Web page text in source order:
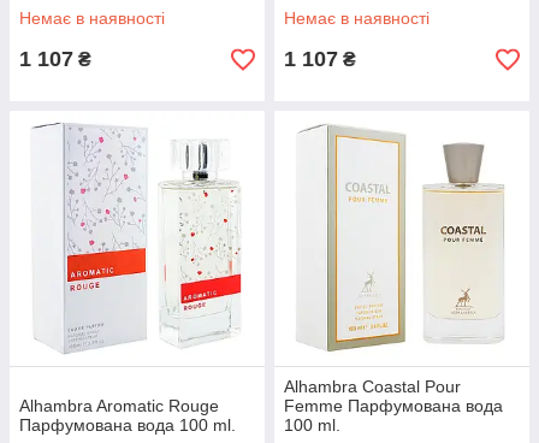
Немає в наявності
1 107 ₴
Немає в наявності
1 107 ₴
Alhambra Aromatic Rouge
Парфумована вода 100 ml.
Alhambra Coastal Pour
Femme Парфумована вода
100 ml.